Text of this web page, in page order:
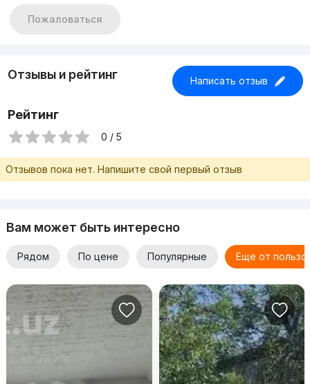
Пожаловаться
Отзывы и рейтинг Написать отзыв
Рейтинг
0 / 5
Отзывов пока нет. Напишите свой первый отзыв
Вам может быть интересно
Рядом По цене Популярные Еще от